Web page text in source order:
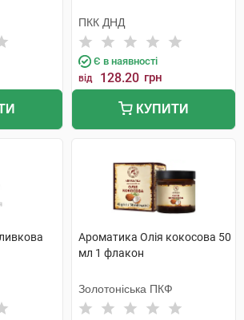
ПКК ДНД
Є в наявності
від 128.20 грн
КУПИТИ
Ароматика Олія кокосова 50
мл 1 флакон
Золотоніська ПКФ